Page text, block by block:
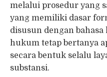
melalui prosedur yang
yang memiliki dasar
disusun dengan
hukum tetap bertanya
secara bentuk selalu
substansi.